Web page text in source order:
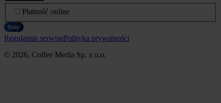
Płatność online
Regulamin serwisuPolityka prywatności
© 2026, Coffee Media Sp. z o.o.